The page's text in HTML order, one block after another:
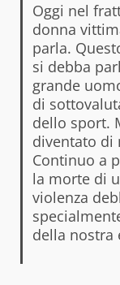
Oggi nel
donna
parla.
si debba
grande
di
dello sport.
diventato di
Continuo a
la morte di
violenza
della nostra